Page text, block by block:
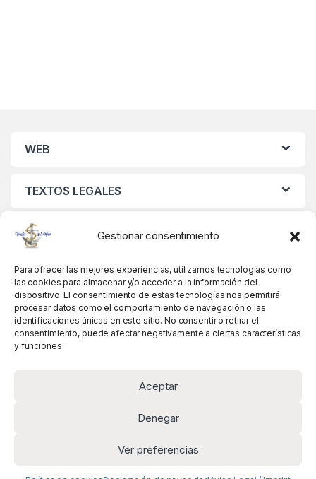
Gestionar consentimiento
Para ofrecer las mejores experiencias, utilizamos tecnologías como
las cookies para almacenar y/o acceder a la información del
dispositivo. El consentimiento de estas tecnologías nos permitirá
procesar datos como el comportamiento de navegación o las
identificaciones únicas en este sitio. No consentir o retirar el
consentimiento, puede afectar negativamente a ciertas características
y funciones.
Aceptar
Denegar
Ver preferencias
WEB
TEXTOS LEGALES
MIS DATOS
Alguna pregunta? Llámanos!
+34 981 845 358